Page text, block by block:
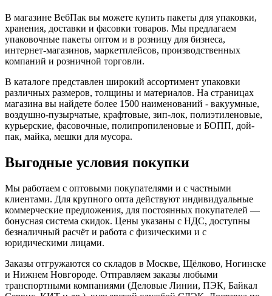
В магазине ВебПак вы можете купить пакеты для упаковки,
хранения, доставки и фасовки товаров. Мы предлагаем
упаковочные пакеты оптом и в розницу для бизнеса,
интернет-магазинов, маркетплейсов, производственных
компаний и розничной торговли.
В каталоге представлен широкий ассортимент упаковки
различных размеров, толщины и материалов. На страницах
магазина вы найдете более 1500 наименований - вакуумные,
воздушно-пузырчатые, крафтовые, зип-лок, полиэтиленовые,
курьерские, фасовочные, полипропиленовые и БОПП, дой-
пак, майка, мешки для мусора.
Выгодные условия покупки
Мы работаем с оптовыми покупателями и с частными
клиентами. Для крупного опта действуют индивидуальные
коммерческие предложения, для постоянных покупателей —
бонусная система скидок. Цены указаны с НДС, доступны
безналичный расчёт и работа с физическими и с
юридическими лицами.
Заказы отгружаются со складов в Москве, Щёлково, Ногинске
и Нижнем Новгороде. Отправляем заказы любыми
транспортными компаниями (Деловые Линии, ПЭК, Байкал